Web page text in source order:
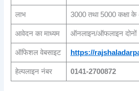
लाभ 3000 तथा 5000 कक्षा
आवेदन का माध्यम ऑनलाइन/ऑफलाइन दोनों
ऑफिशल वेबसाइट https://
हेल्पलाइन नंबर 0141-2700872